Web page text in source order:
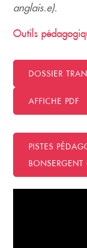
anglais.e).
Outils
DOSSIER
AFFICHE PDF
PISTES